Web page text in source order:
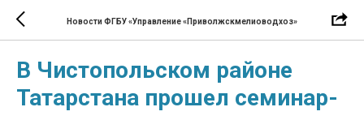
Новости ФГБУ «Управление «Приволжскмелиоводхоз»
В Чистопольском районе
Татарстана прошел семинар-